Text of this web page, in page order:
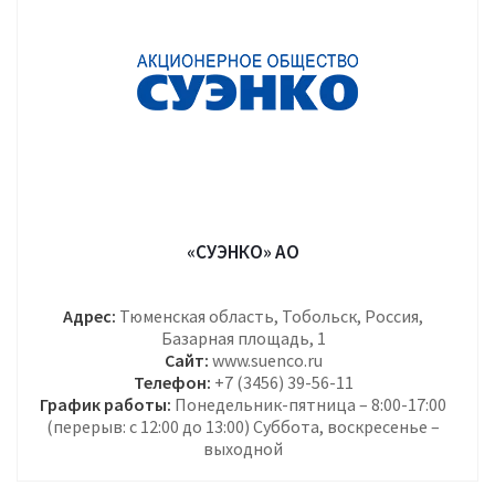
«СУЭНКО» АО
Адрес: Тюменская область, Тобольск, Россия,
Базарная площадь, 1
Сайт: www.suenco.ru
Телефон: +7 (3456) 39-56-11
График работы: Понедельник-пятница – 8:00-17:00
(перерыв: с 12:00 до 13:00) Суббота, воскресенье –
выходной